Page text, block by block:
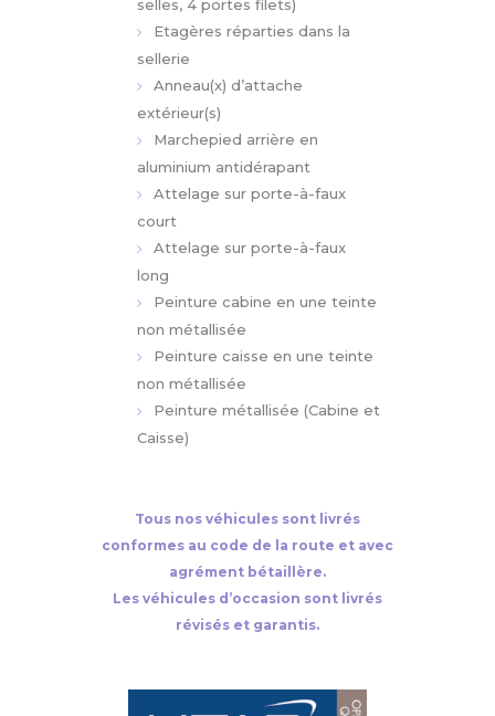
Etagères réparties dans la
sellerie
Anneau(x) d’attache
extérieur(s)
Marchepied arrière en
aluminium antidérapant
Attelage sur porte-à-faux
Attelage sur porte-à-faux
Peinture cabine en une teinte
Peinture caisse en une teinte
Peinture métallisée (Cabine et
Les véhicules d’occasion sont livrés